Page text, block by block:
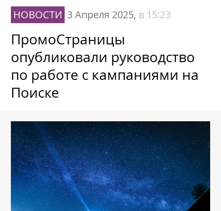
НОВОСТИ 3 Апреля 2025, в 15:23
ПромоСтраницы
опубликовали руководство
по работе с кампаниями на
Поиске